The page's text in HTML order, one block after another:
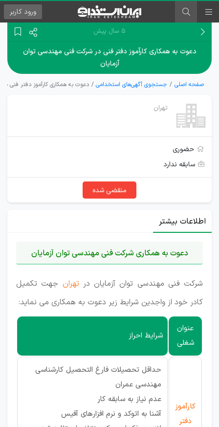
ورود کاربر
۵ سال پیش
دعوت به همکاری کارآموز دفتر فنی در شرکت فنی مهندسی توان
آزمایان
صفحه اصلی جستجوی آگهی‌های استخدامی دعوت به همکاری کارآموز دفتر فنی
تهران
حضوری
سابقه ندارد
منقضی شده
اطلاعات بیشتر
دعوت به همکاری شرکت فنی مهندسی توان آزمایان
شرکت فنی مهندسی توان آزمایان در تهران جهت تکمیل
کادر خود از واجدین شرایط زیر دعوت به همکاری می نماید:
عنوان
شغلی
شرایط احراز
کارآموز
دفتر
حداقل تحصیلات فارغ التحصیل کارشناسی
مهندسی عمران
عدم نیاز به سابقه کار
آشنا به اتوکد و نرم افزارهای آفیس